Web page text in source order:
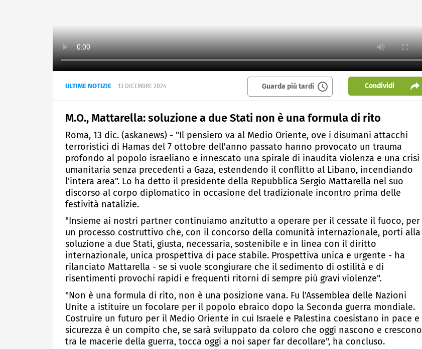
ULTIME NOTIZIE 13 DICEMBRE 2024 Guarda più tardi Condividi
M.O., Mattarella: soluzione a due Stati non è una formula di rito
Roma, 13 dic. (askanews) - "Il pensiero va al Medio Oriente, ove i disumani attacchi
terroristici di Hamas del 7 ottobre dell'anno passato hanno provocato un trauma
profondo al popolo israeliano e innescato una spirale di inaudita violenza e una crisi
umanitaria senza precedenti a Gaza, estendendo il conflitto al Libano, incendiando
l'intera area". Lo ha detto il presidente della Repubblica Sergio Mattarella nel suo
discorso al corpo diplomatico in occasione del tradizionale incontro prima delle
festività natalizie.
"Insieme ai nostri partner continuiamo anzitutto a operare per il cessate il fuoco, per
un processo costruttivo che, con il concorso della comunità internazionale, porti alla
soluzione a due Stati, giusta, necessaria, sostenibile e in linea con il diritto
internazionale, unica prospettiva di pace stabile. Prospettiva unica e urgente - ha
rilanciato Mattarella - se si vuole scongiurare che il sedimento di ostilità e di
risentimenti provochi rapidi e frequenti ritorni di sempre più gravi violenze".
"Non è una formula di rito, non è una posizione vana. Fu l'Assemblea delle Nazioni
Unite a istituire un focolare per il popolo ebraico dopo la Seconda guerra mondiale.
Costruire un futuro per il Medio Oriente in cui Israele e Palestina coesistano in pace e
sicurezza è un compito che, se sarà sviluppato da coloro che oggi nascono e crescono
tra le macerie della guerra, tocca oggi a noi saper far decollare", ha concluso.